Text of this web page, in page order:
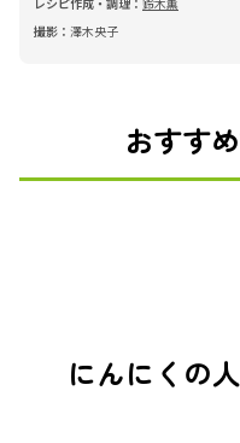
撮影： 澤木央子
おすす
にんにくの